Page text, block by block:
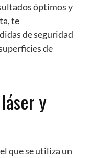
óptimos y
te
de seguridad
de
y
que se utiliza un